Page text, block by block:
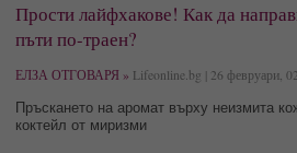
Прости лайфхакове! Как да
пъти по-траен?
ЕЛЗА ОТГОВАРЯ » Lifeonline.bg | 26 февруари,
Пръскането на аромат върху неизмита
коктейл от миризми